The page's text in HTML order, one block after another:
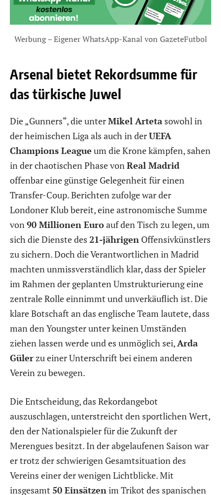
Werbung – Eigener WhatsApp-Kanal von GazeteFutbol
Arsenal bietet Rekordsumme für
das türkische Juwel
Die „Gunners“, die unterMikel Arteta sowohl in
der heimischen Liga als auch in derUEFA
Champions League um die Krone kämpfen, sahen
in der chaotischen Phase vonReal Madrid
offenbar eine günstige Gelegenheit für einen
Transfer-Coup. Berichten zufolge war der
Londoner Klub bereit, eine astronomische Summe
von90 Millionen Euroauf den Tisch zu legen, um
sich die Dienste des 21-jährigen Offensivkünstlers
zu sichern. Doch die Verantwortlichen in Madrid
machten unmissverständlich klar, dass der Spieler
im Rahmen der geplanten Umstrukturierung eine
zentrale Rolle einnimmt und unverkäuflich ist. Die
klare Botschaft an das englische Team lautete, dass
man den Youngster unter keinen Umständen
ziehen lassen werde und es unmöglich sei,Arda
Gülerzu einer Unterschrift bei einem anderen
Verein zu bewegen.
Die Entscheidung, das Rekordangebot
auszuschlagen, unterstreicht den sportlichen Wert,
den der Nationalspieler für die Zukunft der
Merengues besitzt. In der abgelaufenen Saison war
er trotz der schwierigen Gesamtsituation des
Vereins einer der wenigen Lichtblicke. Mit
insgesamt 50 Einsätzen im Trikot des spanischen